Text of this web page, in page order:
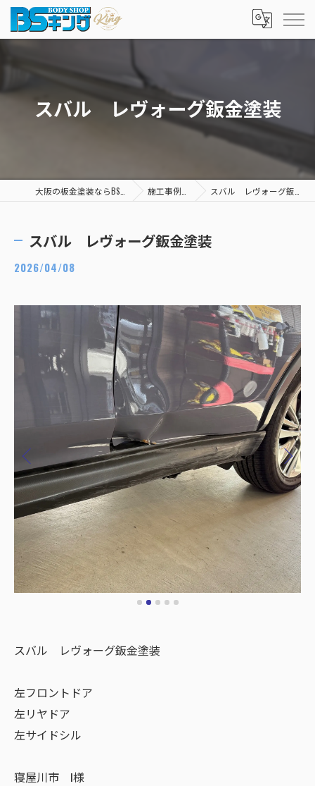
スバル レヴォーグ鈑金塗装
施工事例一覧 スバル レヴォーグ鈑金塗装
スバル レヴォーグ鈑金塗装
2026/04/08
スバル レヴォーグ鈑金塗装
左フロントドア
左リヤドア
左サイドシル
寝屋川市 I様